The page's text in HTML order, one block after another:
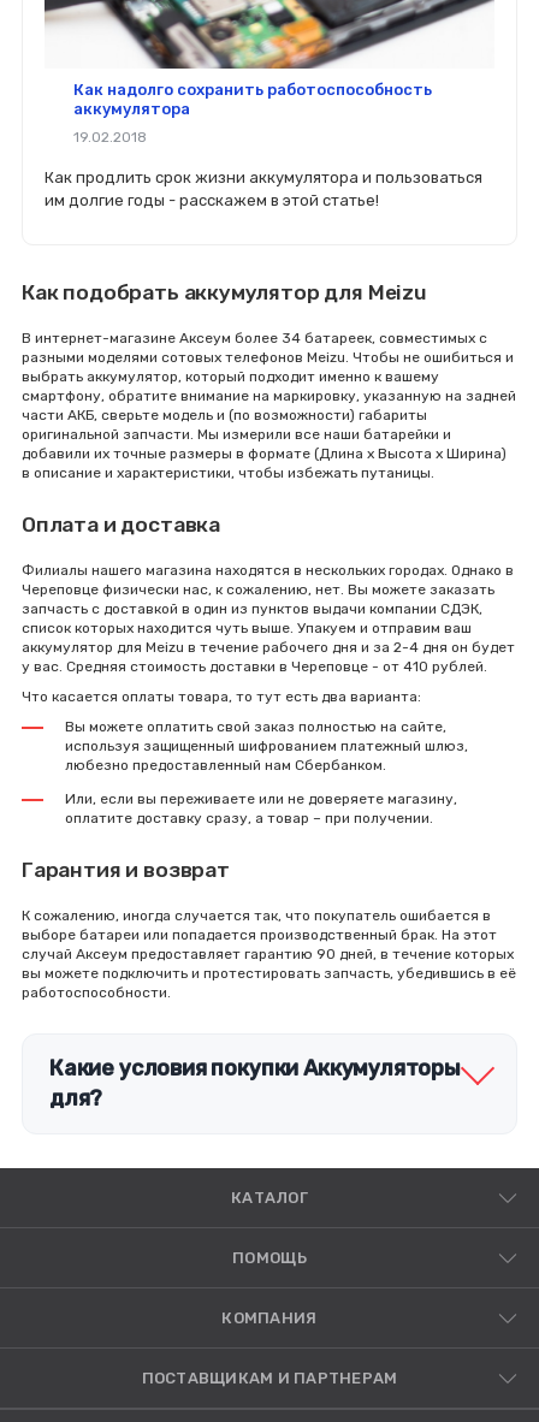
Как надолго сохранить работоспособность
аккумулятора
19.02.2018
Как продлить срок жизни аккумулятора и пользоваться
им долгие годы - расскажем в этой статье!
Как подобрать аккумулятор для Meizu
В интернет-магазине Аксеум более 34 батареек, совместимых с
разными моделями сотовых телефонов Meizu. Чтобы не ошибиться и
выбрать аккумулятор, который подходит именно к вашему
смартфону, обратите внимание на маркировку, указанную на задней
части АКБ, сверьте модель и (по возможности) габариты
оригинальной запчасти. Мы измерили все наши батарейки и
добавили их точные размеры в формате (Длина x Высота x Ширина)
в описание и характеристики, чтобы избежать путаницы.
Оплата и доставка
Филиалы нашего магазина находятся в нескольких городах. Однако в
Череповце физически нас, к сожалению, нет. Вы можете заказать
запчасть с доставкой в один из пунктов выдачи компании СДЭК,
список которых находится чуть выше. Упакуем и отправим ваш
аккумулятор для Meizu в течение рабочего дня и за 2-4 дня он будет
у вас. Средняя стоимость доставки в Череповце - от 410 рублей.
Что касается оплаты товара, то тут есть два варианта:
Вы можете оплатить свой заказ полностью на сайте,
используя защищенный шифрованием платежный шлюз,
любезно предоставленный нам Сбербанком.
Или, если вы переживаете или не доверяете магазину,
оплатите доставку сразу, а товар – при получении.
Гарантия и возврат
К сожалению, иногда случается так, что покупатель ошибается в
выборе батареи или попадается производственный брак. На этот
случай Аксеум предоставляет гарантию 90 дней, в течение которых
вы можете подключить и протестировать запчасть, убедившись в её
работоспособности.
Какие условия покупки Аккумуляторы
для?
КАТАЛОГ
ПОМОЩЬ
КОМПАНИЯ
ПОСТАВЩИКАМ И ПАРТНЕРАМ